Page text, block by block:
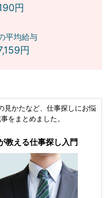
円
平均給与
円
見かたなど、仕事探しにお悩
をまとめました。
教える仕事探し入門